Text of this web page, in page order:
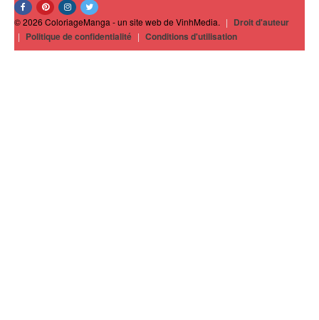
© 2026 ColoriageManga - un site web de VinhMedia. | Droit d'auteur
| Politique de confidentialité | Conditions d'utilisation